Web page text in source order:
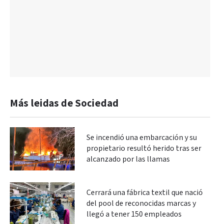
Más leidas de Sociedad
Se incendió una embarcación y su
propietario resultó herido tras ser
alcanzado por las llamas
Cerrará una fábrica textil que nació
del pool de reconocidas marcas y
llegó a tener 150 empleados